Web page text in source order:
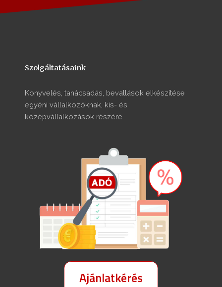
Szolgáltatásaink
Könyvelés, tanácsadás, bevallások elkészítése
egyéni vállalkozóknak, kis- és
középvállalkozások részére.
Ajánlatkérés